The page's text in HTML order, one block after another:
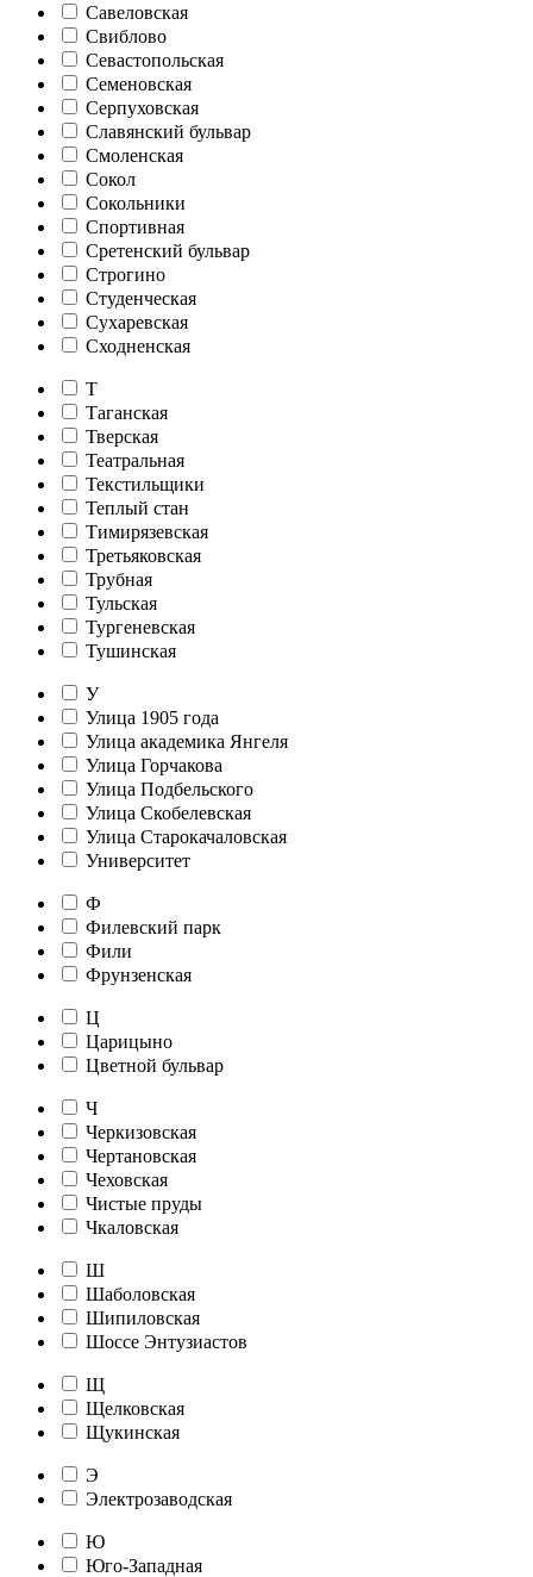
Савеловская
Свиблово
Севастопольская
Семеновская
Серпуховская
Славянский бульвар
Смоленская
Сокол
Сокольники
Спортивная
Сретенский бульвар
Строгино
Студенческая
Сухаревская
Сходненская
Т
Таганская
Тверская
Театральная
Текстильщики
Теплый стан
Тимирязевская
Третьяковская
Трубная
Тульская
Тургеневская
Тушинская
У
Улица 1905 года
Улица академика Янгеля
Улица Горчакова
Улица Подбельского
Улица Скобелевская
Улица Старокачаловская
Университет
Ф
Филевский парк
Фили
Фрунзенская
Ц
Царицыно
Цветной бульвар
Ч
Черкизовская
Чертановская
Чеховская
Чистые пруды
Чкаловская
Ш
Шаболовская
Шипиловская
Шоссе Энтузиастов
Щ
Щелковская
Щукинская
Э
Электрозаводская
Ю
Юго-Западная